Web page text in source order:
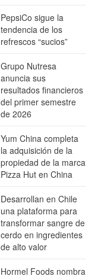
PepsiCo sigue la
tendencia de los
refrescos “sucios”
Grupo Nutresa
anuncia sus
resultados financieros
del primer semestre
de 2026
Yum China completa
la adquisición de la
propiedad de la marca
Pizza Hut en China
Desarrollan en Chile
una plataforma para
transformar sangre de
cerdo en ingredientes
de alto valor
Hormel Foods nombra